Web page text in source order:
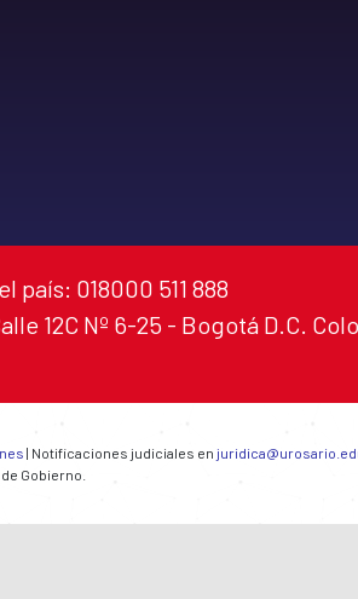
país: 018000 511 888
12C Nº 6-25 - Bogotá D.C.
| Notificaciones judiciales en
Gobierno.